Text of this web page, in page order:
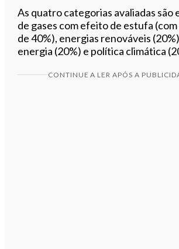
As quatro categorias avaliadas são
de gases com efeito de estufa
de 40%), energias renováveis
energia (20%) e política climática
CONTINUE A LER APÓS A